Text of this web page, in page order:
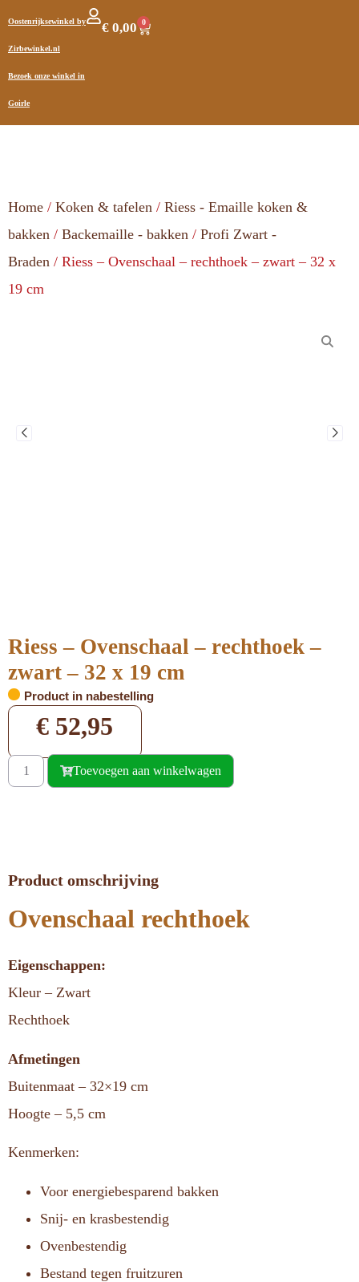
Oostenrijksewinkel by
Zirbewinkel.nl
Bezoek onze winkel in
Goirle
€ 0,00 0
Home / Koken & tafelen / Riess - Emaille koken &
bakken / Backemaille - bakken / Profi Zwart -
Braden / Riess – Ovenschaal – rechthoek – zwart – 32 x
19 cm
Riess – Ovenschaal – rechthoek –
zwart – 32 x 19 cm
Product in nabestelling
€ 52,95
Toevoegen aan winkelwagen
Product omschrijving
Ovenschaal rechthoek
Eigenschappen:
Kleur – Zwart
Rechthoek
Afmetingen
Buitenmaat – 32×19 cm
Hoogte – 5,5 cm
Kenmerken:
Voor energiebesparend bakken
Snij- en krasbestendig
Ovenbestendig
Bestand tegen fruitzuren